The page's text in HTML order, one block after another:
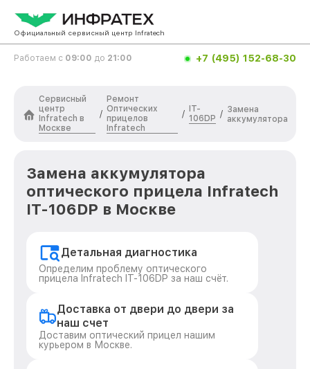
Официальный сервисный центр Infratech
Работаем с 09:00 до 21:00 +7 (495) 152-68-30
Сервисный
центр
Infratech в
Москве
/
Ремонт
Оптических
прицелов
Infratech
/
IT-
106DP / Замена
аккумулятора
Замена аккумулятора
оптического прицела Infratech
IT-106DP в Москве
Детальная диагностика
Определим проблему оптического
прицела Infratech IT-106DP за наш счёт.
Доставка от двери до двери за
наш счет
Доставим оптический прицел нашим
курьером в Москве.